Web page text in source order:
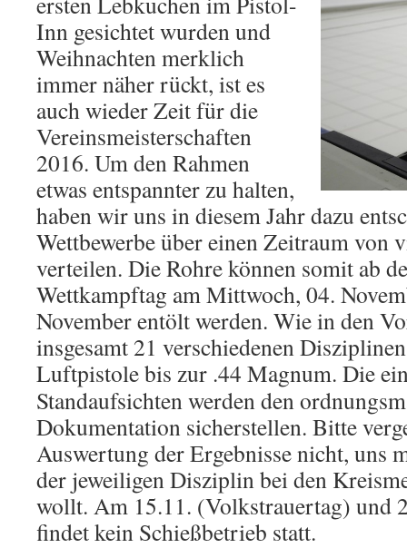
Inn gesichtet wurden und
Weihnachten merklich
immer näher rückt, ist es
auch wieder Zeit für die
Vereinsmeisterschaften
2016. Um den Rahmen
etwas entspannter zu halten,
haben wir uns in diesem Jahr dazu
Wettbewerbe über einen Zeitraum von
verteilen. Die Rohre können somit ab
Wettkampftag am Mittwoch, 04.
November entölt werden. Wie in den
insgesamt 21 verschiedenen
Luftpistole bis zur .44 Magnum. Die
Standaufsichten werden den
Dokumentation sicherstellen. Bitte
Auswertung der Ergebnisse nicht, uns
der jeweiligen Disziplin bei den
wollt. Am 15.11. (Volkstrauertag) und
findet kein Schießbetrieb statt.